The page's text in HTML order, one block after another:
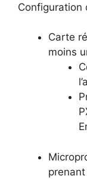
Configuration
Carte
moins